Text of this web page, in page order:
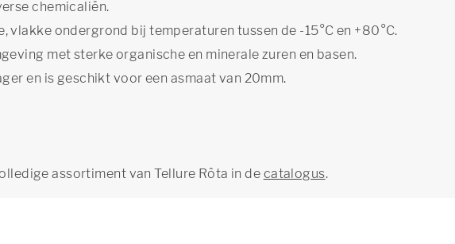
chemicaliën.
vlakke ondergrond bij temperaturen tussen de -15°C en +80°C.
met sterke organische en minerale zuren en basen.
en is geschikt voor een asmaat van 20mm.
assortiment van Tellure Rôta in de catalogus.